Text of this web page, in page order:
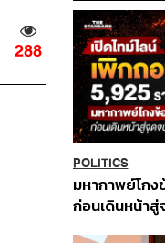
288
POLITICS
มหากาพย์โก
ก่อนเดินหน้า